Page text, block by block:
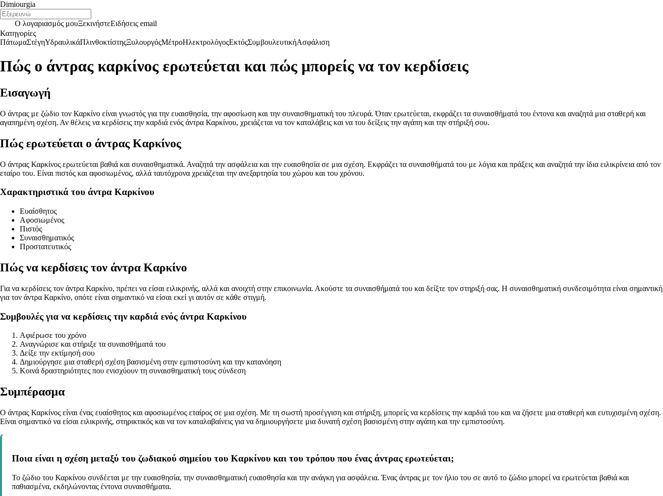
Dimiourgia
Ο λογαριασμός μουΞεκινήστεΕιδήσεις email
Κατηγορίες
ΠάτωμαΣτέγηΥδραυλικάΠλινθοκτίστηςΞυλουργόςΜέτροΗλεκτρολόγοςΕκτόςΣυμβουλευτικήΑσφάλιση
Πώς ο άντρας καρκίνος ερωτεύεται και πώς μπορείς να τον κερδίσεις
Εισαγωγή
Ο άντρας με ζώδιο τον Καρκίνο είναι γνωστός για την ευαισθησία, την αφοσίωση και την συναισθηματική του πλευρά. Όταν ερωτεύεται, εκφράζει τα συναισθήματά του έντονα και αναζητά μια σταθερή και
αγαπημένη σχέση. Αν θέλεις να κερδίσεις την καρδιά ενός άντρα Καρκίνου, χρειάζεται να τον καταλάβεις και να του δείξεις την αγάπη και την στήριξή σου.
Πώς ερωτεύεται ο άντρας Καρκίνος
Ο άντρας Καρκίνος ερωτεύεται βαθιά και συναισθηματικά. Αναζητά την ασφάλεια και την ευαισθησία σε μια σχέση. Εκφράζει τα συναισθήματά του με λόγια και πράξεις και αναζητά την ίδια ειλικρίνεια από τον
εταίρο του. Είναι πιστός και αφοσιωμένος, αλλά ταυτόχρονα χρειάζεται την ανεξαρτησία του χώρου και του χρόνου.
Χαρακτηριστικά του άντρα Καρκίνου
Ευαίσθητος
Αφοσιωμένος
Πιστός
Συναισθηματικός
Προστατευτικός
Πώς να κερδίσεις τον άντρα Καρκίνο
Για να κερδίσεις τον άντρα Καρκίνο, πρέπει να είσαι ειλικρινής, αλλά και ανοιχτή στην επικοινωνία. Ακούστε τα συναισθήματά του και δείξτε τον στηριξή σας. Η συναισθηματική συνδεσιμότητα είναι σημαντική
για τον άντρα Καρκίνο, οπότε είναι σημαντικό να είσαι εκεί γι αυτόν σε κάθε στιγμή.
Συμβουλές για να κερδίσεις την καρδιά ενός άντρα Καρκίνου
Αφιέρωσε του χρόνο
Αναγνώρισε και στήριξε τα συναισθήματά του
Δείξε την εκτίμησή σου
Δημιούργησε μια σταθερή σχέση βασισμένη στην εμπιστοσύνη και την κατανόηση
Κοινά δραστηριότητες που ενισχύουν τη συναισθηματική τους σύνδεση
Συμπέρασμα
Ο άντρας Καρκίνος είναι ένας ευαίσθητος και αφοσιωμένος εταίρος σε μια σχέση. Με τη σωστή προσέγγιση και στήριξη, μπορείς να κερδίσεις την καρδιά του και να ζήσετε μια σταθερή και ευτυχισμένη σχέση.
Είναι σημαντικό να είσαι ειλικρινής, στηρικτικός και να τον καταλαβαίνεις για να δημιουργήσετε μια δυνατή σχέση βασισμένη στην αγάπη και την εμπιστοσύνη.
Ποια είναι η σχέση μεταξύ του ζωδιακού σημείου του Καρκίνου και του τρόπου που ένας άντρας ερωτεύεται;
Το ζώδιο του Καρκίνου συνδέεται με την ευαισθησία, την συναισθηματική ευαισθησία και την ανάγκη για ασφάλεια. Ένας άντρας με τον ήλιο του σε αυτό το ζώδιο μπορεί να ερωτεύεται βαθιά και
παθιασμένα, εκδηλώνοντας έντονα συναισθήματα.